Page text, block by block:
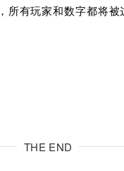
所有玩家和数字都将
THE END